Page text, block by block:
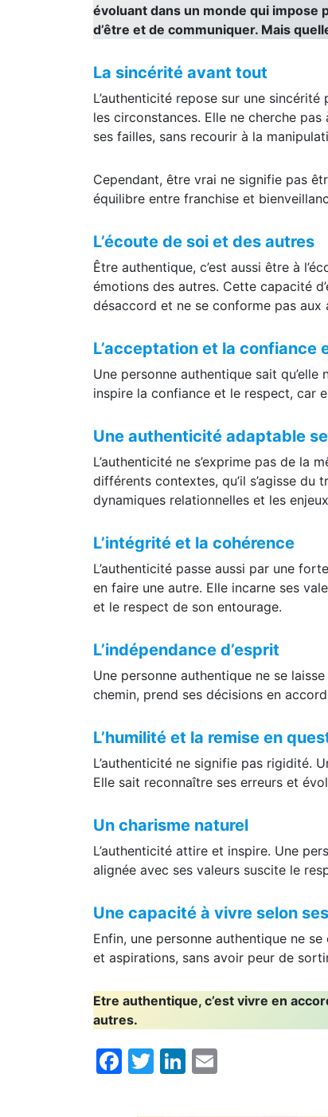
évoluant dans un monde qui impose
d’être et de communiquer. Mais
La sincérité avant tout
L’authenticité repose sur une
les circonstances. Elle ne cherche
ses failles, sans recourir à la
Cependant, être vrai ne signifie pas
équilibre entre franchise et
L’écoute de soi et des autres
Être authentique, c’est aussi être à
émotions des autres. Cette capacité
désaccord et ne se conforme pas
L’acceptation et la confiance
Une personne authentique sait
inspire la confiance et le respect, car
Une authenticité adaptable
L’authenticité ne s’exprime pas de la
différents contextes, qu’il s’agisse
dynamiques relationnelles et les
L’intégrité et la cohérence
L’authenticité passe aussi par une
en faire une autre. Elle incarne ses
et le respect de son entourage.
L’indépendance d’esprit
Une personne authentique ne se
chemin, prend ses décisions en
L’humilité et la remise en
L’authenticité ne signifie pas rigidité.
Elle sait reconnaître ses erreurs et
Un charisme naturel
L’authenticité attire et inspire. Une
alignée avec ses valeurs suscite le
Une capacité à vivre selon
Enfin, une personne authentique ne
et aspirations, sans avoir peur de
Etre authentique, c’est vivre en
autres.
Facebook
TwitterLinkedIn